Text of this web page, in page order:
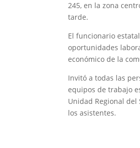
245, en la zona
tarde.
El funcionario
oportunidades
económico de la
Invitó a todas las
equipos de trabajo
Unidad Regional
los asistentes.